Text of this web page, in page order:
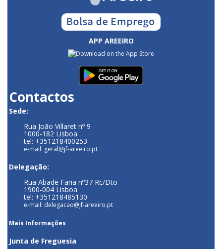
APP AREEIRO
Contactos
Sede:
Rua João Villaret nº 9
1000-182 Lisboa
tel: +351218400253
e-mail: geral@jf-areeiro.pt
Delegação:
Rua Abade Faria nº37 Rc/Dto
1900-004 Lisboa
tel: +351218485130
e-mail: delegacao@jf-areeiro.pt
Mais Informações
Junta de Freguesia